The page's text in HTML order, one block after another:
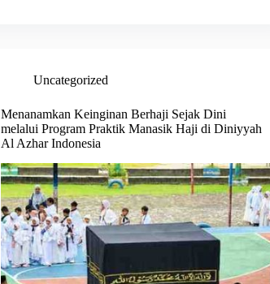
Uncategorized
Menanamkan Keinginan Berhaji Sejak Dini
melalui Program Praktik Manasik Haji di Diniyyah
Al Azhar Indonesia